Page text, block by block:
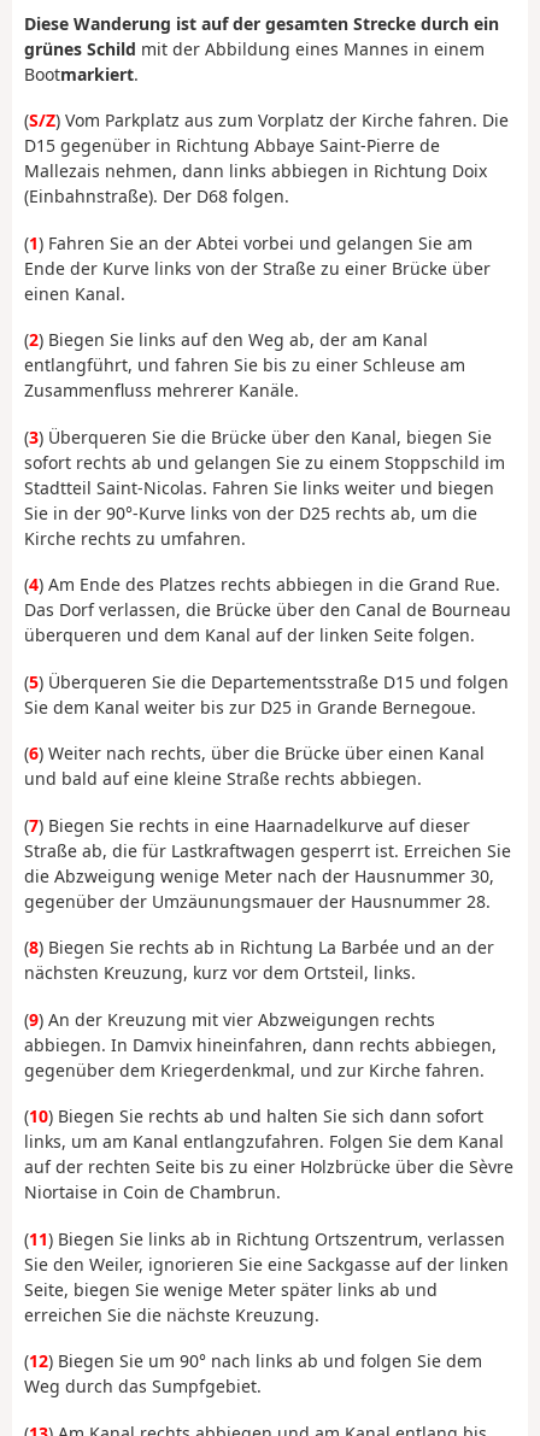
Diese Wanderung ist auf der gesamten Strecke durch ein
grünes Schild mit der Abbildung eines Mannes in einem
Bootmarkiert.
(S/Z) Vom Parkplatz aus zum Vorplatz der Kirche fahren. Die
D15 gegenüber in Richtung Abbaye Saint-Pierre de
Mallezais nehmen, dann links abbiegen in Richtung Doix
(Einbahnstraße). Der D68 folgen.
(1) Fahren Sie an der Abtei vorbei und gelangen Sie am
Ende der Kurve links von der Straße zu einer Brücke über
einen Kanal.
(2) Biegen Sie links auf den Weg ab, der am Kanal
entlangführt, und fahren Sie bis zu einer Schleuse am
Zusammenfluss mehrerer Kanäle.
(3) Überqueren Sie die Brücke über den Kanal, biegen Sie
sofort rechts ab und gelangen Sie zu einem Stoppschild im
Stadtteil Saint-Nicolas. Fahren Sie links weiter und biegen
Sie in der 90°-Kurve links von der D25 rechts ab, um die
Kirche rechts zu umfahren.
(4) Am Ende des Platzes rechts abbiegen in die Grand Rue.
Das Dorf verlassen, die Brücke über den Canal de Bourneau
überqueren und dem Kanal auf der linken Seite folgen.
(5) Überqueren Sie die Departementsstraße D15 und folgen
Sie dem Kanal weiter bis zur D25 in Grande Bernegoue.
(6) Weiter nach rechts, über die Brücke über einen Kanal
und bald auf eine kleine Straße rechts abbiegen.
(7) Biegen Sie rechts in eine Haarnadelkurve auf dieser
Straße ab, die für Lastkraftwagen gesperrt ist. Erreichen Sie
die Abzweigung wenige Meter nach der Hausnummer 30,
gegenüber der Umzäunungsmauer der Hausnummer 28.
(8) Biegen Sie rechts ab in Richtung La Barbée und an der
nächsten Kreuzung, kurz vor dem Ortsteil, links.
(9) An der Kreuzung mit vier Abzweigungen rechts
abbiegen. In Damvix hineinfahren, dann rechts abbiegen,
gegenüber dem Kriegerdenkmal, und zur Kirche fahren.
(10) Biegen Sie rechts ab und halten Sie sich dann sofort
links, um am Kanal entlangzufahren. Folgen Sie dem Kanal
auf der rechten Seite bis zu einer Holzbrücke über die Sèvre
Niortaise in Coin de Chambrun.
(11) Biegen Sie links ab in Richtung Ortszentrum, verlassen
Sie den Weiler, ignorieren Sie eine Sackgasse auf der linken
Seite, biegen Sie wenige Meter später links ab und
erreichen Sie die nächste Kreuzung.
(12) Biegen Sie um 90° nach links ab und folgen Sie dem
Weg durch das Sumpfgebiet.